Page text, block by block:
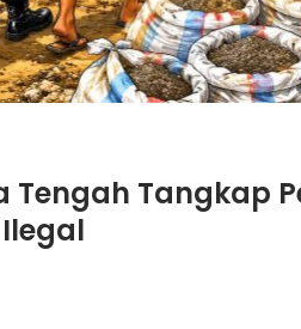
Tengah Tangkap